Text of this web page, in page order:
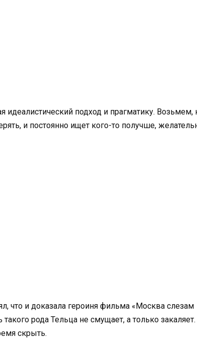
подход и прагматику. Возьмем,
и постоянно ищет кого-то получше,
что и доказала героиня фильма
рода Тельца не смущает, а только
скрыть.